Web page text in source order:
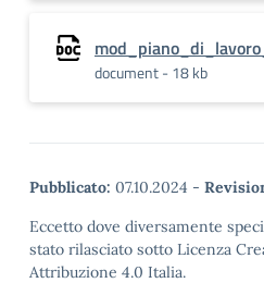
document - 18 kb
Pubblicato: 07.10.2024 -
Eccetto dove diversamente
stato rilasciato sotto Licenza
Attribuzione 4.0 Italia.